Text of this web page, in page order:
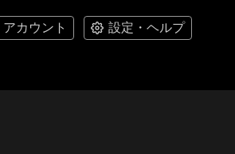
アカウント 設定・ヘルプ